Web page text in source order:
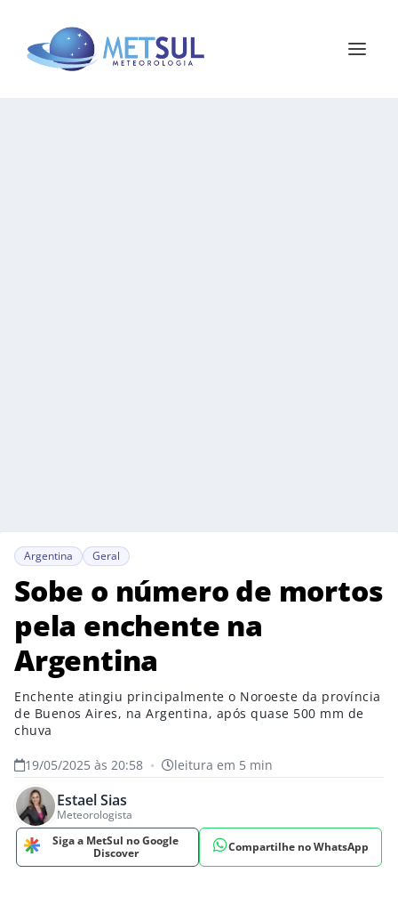
Argentina Geral
Sobe o número de mortos
pela enchente na
Argentina
Enchente atingiu principalmente o Noroeste da província
de Buenos Aires, na Argentina, após quase 500 mm de
chuva
19/05/2025 às 20:58 • leitura em 5 min
Estael Sias
Meteorologista
Siga a MetSul no Google
Discover
Compartilhe no WhatsApp